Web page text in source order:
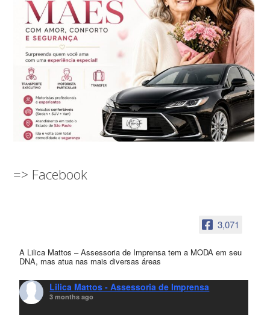
=> Facebook
3,071
A Lilica Mattos – Assessoria de Imprensa tem a MODA em seu
DNA, mas atua nas mais diversas áreas
Lilica Mattos - Assessoria de Imprensa
3 months ago